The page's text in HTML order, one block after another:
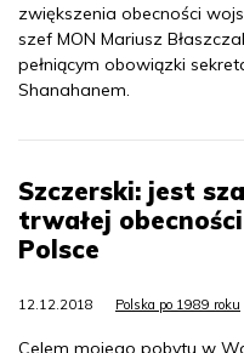
zwiększenia obecności
szef MON Mariusz
pełniącym obowiązki
Shanahanem.
Szczerski: jest
trwałej
Polsce
12.12.2018 Polska po 1989 roku
Celem mojego pobytu w